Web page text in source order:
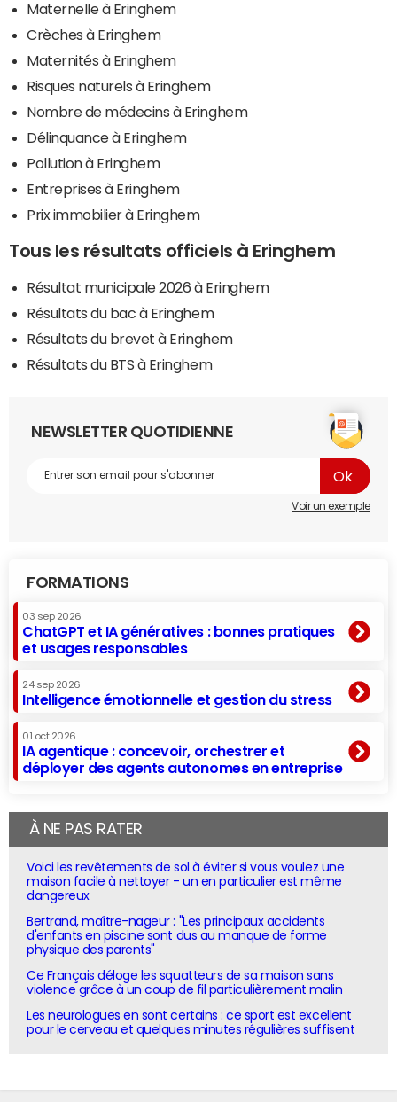
Maternelle à Eringhem
Crèches à Eringhem
Maternités à Eringhem
Risques naturels à Eringhem
Nombre de médecins à Eringhem
Délinquance à Eringhem
Pollution à Eringhem
Entreprises à Eringhem
Prix immobilier à Eringhem
Tous les résultats officiels à Eringhem
Résultat municipale 2026 à Eringhem
Résultats du bac à Eringhem
Résultats du brevet à Eringhem
Résultats du BTS à Eringhem
NEWSLETTER QUOTIDIENNE
Voir un exemple
FORMATIONS
03 sep 2026
ChatGPT et IA génératives : bonnes pratiques
et usages responsables
24 sep 2026
Intelligence émotionnelle et gestion du stress
01 oct 2026
IA agentique : concevoir, orchestrer et
déployer des agents autonomes en entreprise
À NE PAS RATER
Voici les revêtements de sol à éviter si vous voulez une
maison facile à nettoyer - un en particulier est même
dangereux
Bertrand, maître-nageur : "Les principaux accidents
d'enfants en piscine sont dus au manque de forme
physique des parents"
Ce Français déloge les squatteurs de sa maison sans
violence grâce à un coup de fil particulièrement malin
Les neurologues en sont certains : ce sport est excellent
pour le cerveau et quelques minutes régulières suffisent